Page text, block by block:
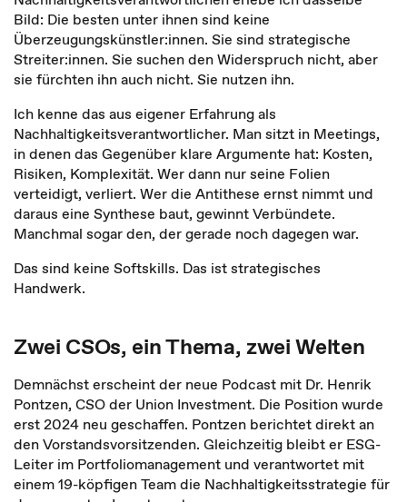
Bild: Die besten unter ihnen sind keine
Überzeugungskünstler:innen. Sie sind strategische
Streiter:innen. Sie suchen den Widerspruch nicht, aber
sie fürchten ihn auch nicht. Sie nutzen ihn.
Ich kenne das aus eigener Erfahrung als
Nachhaltigkeitsverantwortlicher. Man sitzt in Meetings,
in denen das Gegenüber klare Argumente hat: Kosten,
Risiken, Komplexität. Wer dann nur seine Folien
verteidigt, verliert. Wer die Antithese ernst nimmt und
daraus eine Synthese baut, gewinnt Verbündete.
Manchmal sogar den, der gerade noch dagegen war.
Das sind keine Softskills. Das ist strategisches
Handwerk.
Zwei CSOs, ein Thema, zwei Welten
Demnächst erscheint der neue Podcast mit Dr. Henrik
Pontzen, CSO der Union Investment. Die Position wurde
erst 2024 neu geschaffen. Pontzen berichtet direkt an
den Vorstandsvorsitzenden. Gleichzeitig bleibt er ESG-
Leiter im Portfoliomanagement und verantwortet mit
einem 19-köpfigen Team die Nachhaltigkeitsstrategie für